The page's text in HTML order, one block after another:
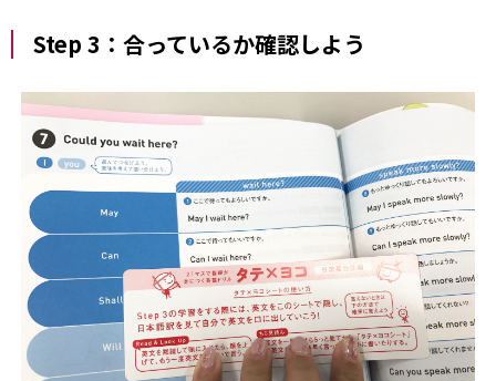
Step 3：合っているか確認しよう